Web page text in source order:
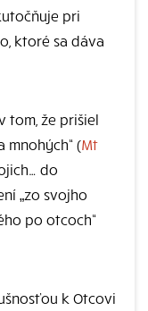
pri
ktoré sa dáva
tom, že prišiel
mnohých“ (Mt
do
„zo svojho
po otcoch“
k Otcovi